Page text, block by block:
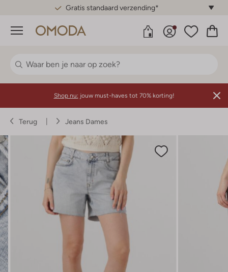
Gratis standaard verzending*
Menu
Shop nu: jouw must-haves tot 70% korting!
Terug Jeans Dames